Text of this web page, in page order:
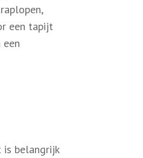
een tapijt
is belangrijk